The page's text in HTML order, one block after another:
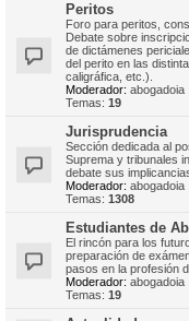
Peritos
Foro para peritos,
Debate sobre
de dictámenes
del perito en las
caligráfica, etc.).
Moderador: abogadoia
Temas: 19
Jurisprudencia
Sección dedicada al
Suprema y tribunales
debate sus
Moderador: abogadoia
Temas: 1308
Estudiantes de
El rincón para los
preparación de
pasos en la profesión
Moderador: abogadoia
Temas: 19